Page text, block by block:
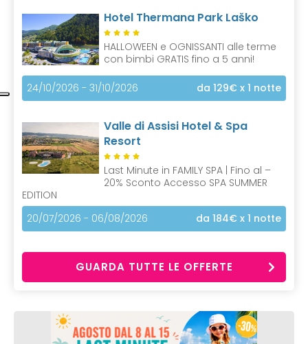
Hotel Thermana Park Laško
HALLOWEEN e OGNISSANTI alle terme
con bimbi GRATIS fino a 5 anni!
24/10/2026 - 31/10/2026 da 129€ x 1 notte
Valle di Assisi Hotel & Spa
Resort
Last Minute in FAMILY SPA | Fino al –
20% Sconto Accesso SPA SUMMER
EDITION
20/07/2026 - 06/08/2026
da 184€ x 1 notte
GUARDA TUTTE LE OFFERTE